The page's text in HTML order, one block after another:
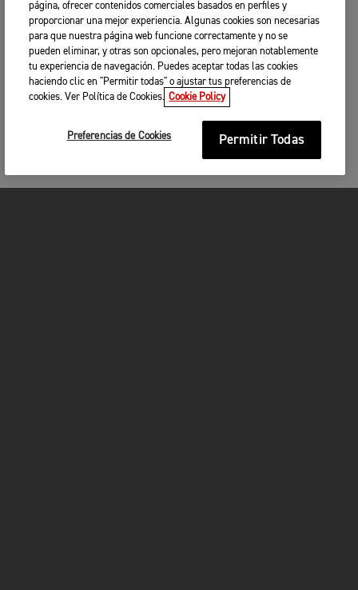
página, ofrecer contenidos comerciales basados en perfiles y
proporcionar una mejor experiencia. Algunas cookies son necesarias
para que nuestra página web funcione correctamente y no se
pueden eliminar, y otras son opcionales, pero mejoran notablemente
tu experiencia de navegación. Puedes aceptar todas las cookies
haciendo clic en "Permitir todas" o ajustar tus preferencias de
cookies. Ver Política de Cookies. Cookie Policy
Preferencias de Cookies Permitir Todas